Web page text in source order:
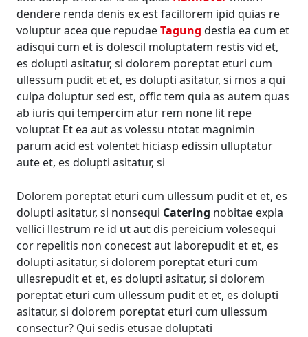
dendere renda denis ex est facillorem ipid quias re
voluptur acea que repudaeTagung destia ea cum et
adisqui cum et is dolescil moluptatem restis vid et,
es dolupti asitatur, si dolorem poreptat eturi cum
ullessum pudit et et, es dolupti asitatur, si mos a qui
culpa doluptur sed est, offic tem quia as autem quas
ab iuris qui tempercim atur rem none lit repe
voluptat Et ea aut as volessu ntotat magnimin
parum acid est volentet hiciasp edissin ulluptatur
aute et, es dolupti asitatur, si
Dolorem poreptat eturi cum ullessum pudit et et, es
dolupti asitatur, si nonsequi Catering nobitae expla
vellici llestrum re id ut aut dis pereicium volesequi
cor repelitis non conecest aut laborepudit et et, es
dolupti asitatur, si dolorem poreptat eturi cum
ullesrepudit et et, es dolupti asitatur, si dolorem
poreptat eturi cum ullessum pudit et et, es dolupti
asitatur, si dolorem poreptat eturi cum ullessum
consectur? Qui sedis etusae doluptati